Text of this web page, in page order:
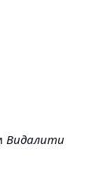
Видалити